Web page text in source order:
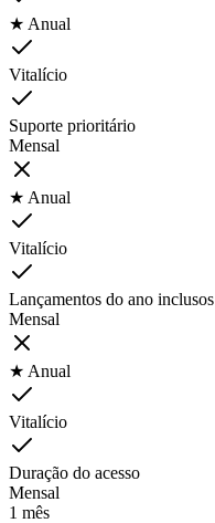
★ Anual
Vitalício
Suporte prioritário
Mensal
★ Anual
Vitalício
Lançamentos do ano inclusos
Mensal
★ Anual
Vitalício
Duração do acesso
Mensal
1 mês